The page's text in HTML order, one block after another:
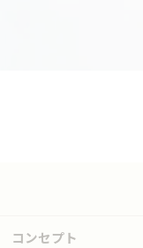
コンセプト